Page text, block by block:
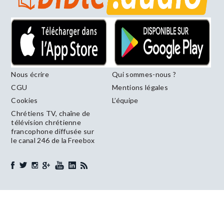
Nous écrire
Qui sommes-nous ?
CGU
Mentions légales
Cookies
L’équipe
Chrétiens TV, chaîne de
télévision chrétienne
francophone diffusée sur
le canal 246 de la Freebox